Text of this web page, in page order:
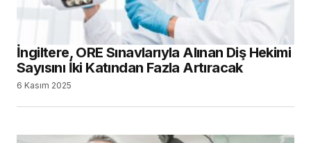
İngiltere, ORE Sınavlarıyla Alınan Diş Hekimi
Sayısını İki Katından Fazla Artıracak
6 Kasım 2025